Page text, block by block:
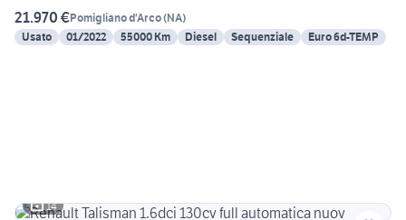
21.970 €Pomigliano d'Arco(NA)
Usato
01/2022 55000 Km Diesel Sequenziale Euro 6d-TEMP
14